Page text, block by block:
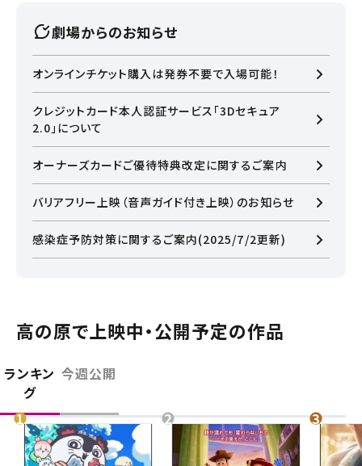
お近くの劇場から選ぶ
四條畷
しております。
※舞台挨拶中継付き上映やライブビューイング等、一部
販売スケジュールが異なる作品もございます。
んで表示される場合がございます。
通常作品につきましては、変わらず火曜日の18時頃まで
に更新いたしますので、お待ちいただけますと幸いです。
0774-71-9545(自動音声)
※10:00～20:00の時間帯は操作によって
直接オペレーターにお繋ぎすることが可能です。
劇場からのお知らせ
オンラインチケット購入は発券不要で入場可能！
クレジットカード本人認証サービス「3Dセキュア
2.0」について
オーナーズカードご優待特典改定に関するご案内
バリアフリー上映（音声ガイド付き上映）のお知らせ
感染症予防対策に関するご案内(2025/7/2更新)
高の原で上映中・公開予定の作品
ランキン
グ
今週公開